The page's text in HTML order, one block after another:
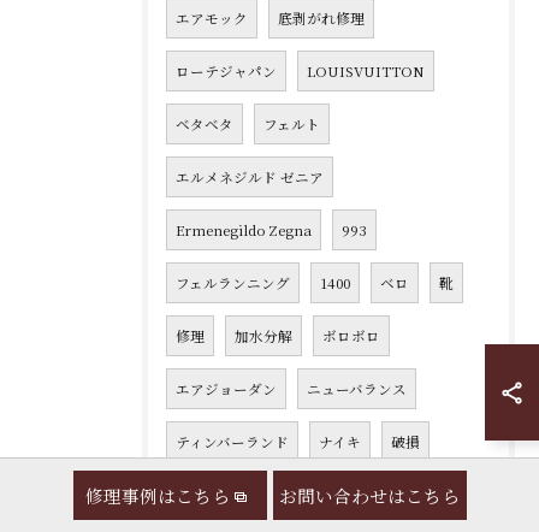
エアモック 底剥がれ修理
ローテジャパン LOUISVUITTON
ベタベタ フェルト
エルメネジルド ゼニア
Ermenegildo Zegna 993
フェルランニング 1400 ベロ 靴
修理 加水分解 ボロボロ
エアジョーダン ニューバランス
ティンバーランド ナイキ 破損
かかと ルイ・ヴィトン すり減り
修理事例はこちら お問い合わせはこちら